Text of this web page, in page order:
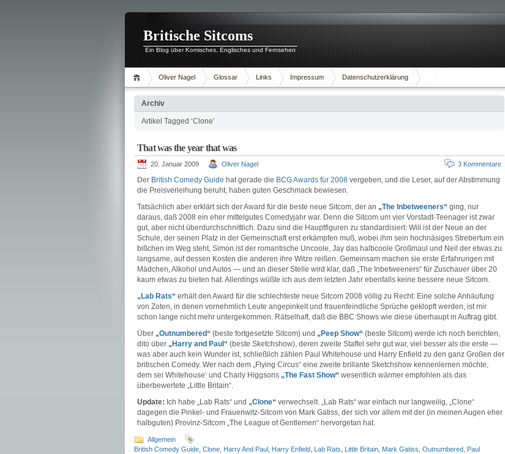
Britische Sitcoms
Ein Blog über Komisches, Englisches und Fernsehen
Oliver Nagel Glossar Links Impressum Datenschutzerklärung
Archiv
Artikel Tagged ‘Clone’
That was the year that was
20. Januar 2009 Oliver Nagel 3 Kommentare
Der British Comedy Guide hat gerade die BCG Awards für 2008 vergeben, und die Leser, auf der Abstimmung
die Preisverleihung beruht, haben guten Geschmack bewiesen.
Tatsächlich aber erklärt sich der Award für die beste neue Sitcom, der an „The Inbetweeners“ ging, nur
daraus, daß 2008 ein eher mittelgutes Comedyjahr war. Denn die Sitcom um vier Vorstadt-Teenager ist zwar
gut, aber nicht überdurchschnittlich. Dazu sind die Hauptfiguren zu standardisiert: Will ist der Neue an der
Schule, der seinen Platz in der Gemeinschaft erst erkämpfen muß, wobei ihm sein hochnäsiges Strebertum ein
bißchen im Weg steht, Simon ist der romantische Uncoole, Jay das halbcoole Großmaul und Neil der etwas zu
langsame, auf dessen Kosten die anderen ihre Witze reißen. Gemeinsam machen sie erste Erfahrungen mit
Mädchen, Alkohol und Autos — und an dieser Stelle wird klar, daß „The Inbetweeners“ für Zuschauer über 20
kaum etwas zu bieten hat. Allerdings wüßte ich aus dem letzten Jahr ebenfalls keine bessere neue Sitcom.
„Lab Rats“ erhält den Award für die schlechteste neue Sitcom 2008 völlig zu Recht: Eine solche Anhäufung
von Zoten, in denen vornehmlich Leute angepinkelt und frauenfeindliche Sprüche geklopft werden, ist mir
schon lange nicht mehr untergekommen. Rätselhaft, daß die BBC Shows wie diese überhaupt in Auftrag gibt.
Über „Outnumbered“ (beste fortgesetzte Sitcom) und „Peep Show“ (beste Sitcom) werde ich noch berichten,
dito über „Harry and Paul“ (beste Sketchshow), deren zweite Staffel sehr gut war, viel besser als die erste —
was aber auch kein Wunder ist, schließlich zählen Paul Whitehouse und Harry Enfield zu den ganz Großen der
britischen Comedy. Wer nach dem „Flying Circus“ eine zweite brillante Sketchshow kennenlernen möchte,
dem sei Whitehouse‘ und Charly Higgsons „The Fast Show“ wesentlich wärmer empfohlen als das
überbewertete „Little Britain“.
Update: Ich habe „Lab Rats“ und „Clone“ verwechselt. „Lab Rats“ war einfach nur langweilig, „Clone“
dagegen die Pinkel- und Frauenwitz-Sitcom von Mark Gatiss, der sich vor allem mit der (in meinen Augen eher
halbguten) Provinz-Sitcom „The League of Gentlemen“ hervorgetan hat.
Allgemein
British Comedy Guide Clone Harry And Paul Harry Enfield Lab Rats Little Britain Mark Gatiss Outnumbered Paul